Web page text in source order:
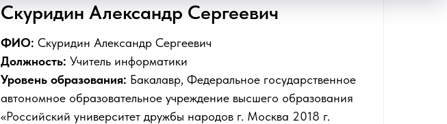
Скуридин Александр Сергеевич
ФИО: Скуридин Александр Сергеевич
Должность: Учитель информатики
Уровень образования: Бакалавр, Федеральное государственное
автономное образовательное учреждение высшего образования
«Российский университет дружбы народов г. Москва 2018 г.